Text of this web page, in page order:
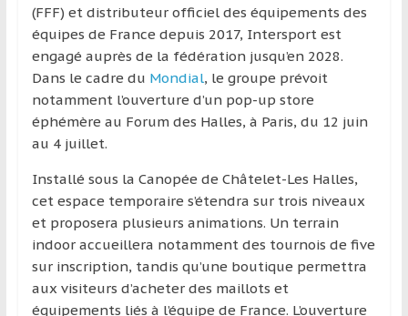
(FFF) et distributeur officiel des équipements des
équipes de France depuis 2017, Intersport est
engagé auprès de la fédération jusqu’en 2028.
Dans le cadre du Mondial, le groupe prévoit
notamment l’ouverture d’un pop-up store
éphémère au Forum des Halles, à Paris, du 12 juin
au 4 juillet.
Installé sous la Canopée de Châtelet-Les Halles,
cet espace temporaire s’étendra sur trois niveaux
et proposera plusieurs animations. Un terrain
indoor accueillera notamment des tournois de five
sur inscription, tandis qu’une boutique permettra
aux visiteurs d’acheter des maillots et
équipements liés à l’équipe de France. L’ouverture